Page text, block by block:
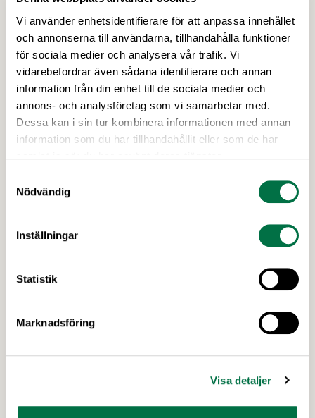
Vi använder enhetsidentifierare för att anpassa innehållet
och annonserna till användarna, tillhandahålla funktioner
för sociala medier och analysera vår trafik. Vi
vidarebefordrar även sådana identifierare och annan
information från din enhet till de sociala medier och
annons- och analysföretag som vi samarbetar med.
Dessa kan i sin tur kombinera informationen med annan
information som du har tillhandahållit eller som de har
Nödvändig
Inställningar
Statistik
Marknadsföring
Visa detaljer
Ny tillväxtagenda ska stärka svensk
växtbaserad livsmedelsproduktion –
Livsmedelsföretagen
Tillväxtagenda Växtbaserat är ett gemensamt
produktionen av växtbaserade livsmedel, öka
exportmöjligheter.
Senaste nytt